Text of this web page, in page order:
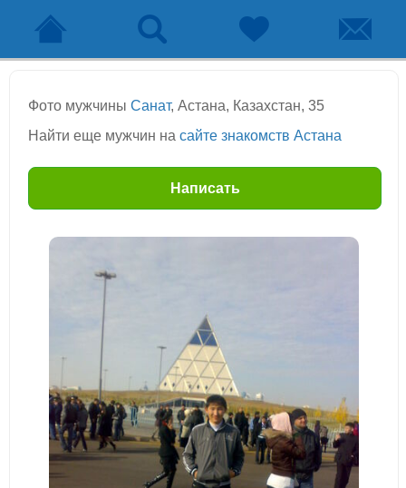
Фото мужчины Санат, Астана, Казахстан, 35
Найти еще мужчин на сайте знакомств Астана
Написать